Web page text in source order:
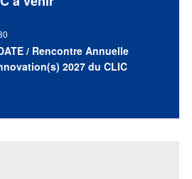
/ Rencontre Annuelle
2027 du CLIC